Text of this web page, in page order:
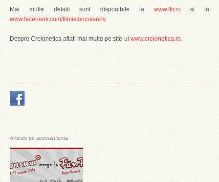
Mai multe detalii sunt disponibile la www.ffir.rosi la
www.facebook.com/filmistoricrasnov.
Despre Creionetica aflati mai multe pe site-ul www.creionetica.ro.
Articole pe aceeasi tema